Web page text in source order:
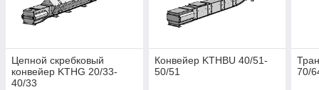
Цепной скребковый
конвейер KTHG 20/33-
40/33
Конвейер KTHBU 40/51-
50/51
70/